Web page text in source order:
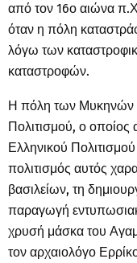
από τον 16ο αιώνα
όταν η πόλη
λόγω των
καταστροφών.
Η πόλη των Μυκηνών
Πολιτισμού, ο
Ελληνικού
πολιτισμός αυτός
βασιλείων, τη
παραγωγή
χρυσή μάσκα του
τον αρχαιολόγο